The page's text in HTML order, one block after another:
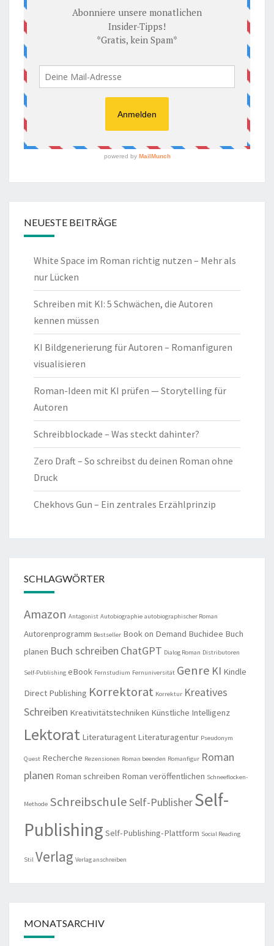
NEUESTE BEITRÄGE
White Space im Roman richtig nutzen – Mehr als
nur Lücken
Schreiben mit KI: 5 Schwächen, die Autoren
kennen müssen
KI Bildgenerierung für Autoren – Romanfiguren
visualisieren
Roman-Ideen mit KI prüfen — Storytelling für
Autoren
Schreibblockade – Was steckt dahinter?
Zero Draft – So schreibst du deinen Roman ohne
Druck
Chekhovs Gun – Ein zentrales Erzählprinzip
SCHLAGWÖRTER
Amazon Antagonist Autobiographie autobiographischer Roman
Autorenprogramm Bestseller Book on Demand Buchidee Buch
planen Buch schreiben ChatGPT Dialog Roman Distributoren
Self-Publishing eBook Fernstudium Fernuniversität Genre KI Kindle
Direct Publishing Korrektorat Korrektur Kreatives
Schreiben Kreativitätstechniken Künstliche Intelligenz
Lektorat Literaturagent Literaturagentur Pseudonym
Quest Recherche Rezensionen Roman beenden Romanfigur Roman
planen Roman schreiben Roman veröffentlichen Schneeflocken-
Methode SchreibschuleSelf-PublisherSelf-
Publishing Self-Publishing-Plattform Social Reading
Stil Verlag Verlag anschreiben
MONATSARCHIV